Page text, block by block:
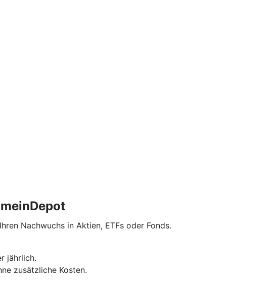
Nachwuchs in Aktien, ETFs oder Fonds.
jährlich.
zusätzliche Kosten.